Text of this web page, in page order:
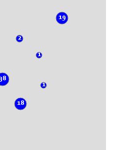
18
2
19
1
1